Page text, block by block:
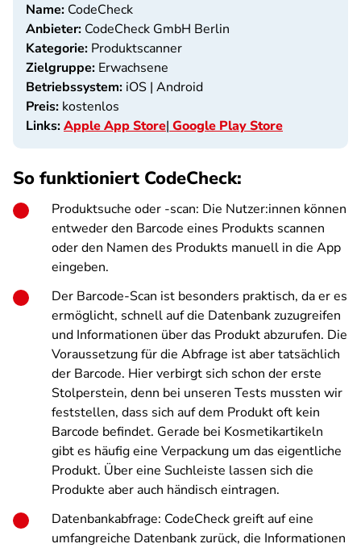
Name: CodeCheck
Anbieter: CodeCheck GmbH Berlin
Kategorie: Produktscanner
Zielgruppe: Erwachsene
Betriebssystem: iOS | Android
Preis: kostenlos
Links:Apple App Store| Google Play Store
So funktioniert CodeCheck:
Produktsuche oder -scan: Die Nutzer:innen können
entweder den Barcode eines Produkts scannen
oder den Namen des Produkts manuell in die App
eingeben.
Der Barcode-Scan ist besonders praktisch, da er es
ermöglicht, schnell auf die Datenbank zuzugreifen
und Informationen über das Produkt abzurufen. Die
Voraussetzung für die Abfrage ist aber tatsächlich
der Barcode. Hier verbirgt sich schon der erste
Stolperstein, denn bei unseren Tests mussten wir
feststellen, dass sich auf dem Produkt oft kein
Barcode befindet. Gerade bei Kosmetikartikeln
gibt es häufig eine Verpackung um das eigentliche
Produkt. Über eine Suchleiste lassen sich die
Produkte aber auch händisch eintragen.
Datenbankabfrage: CodeCheck greift auf eine
umfangreiche Datenbank zurück, die Informationen